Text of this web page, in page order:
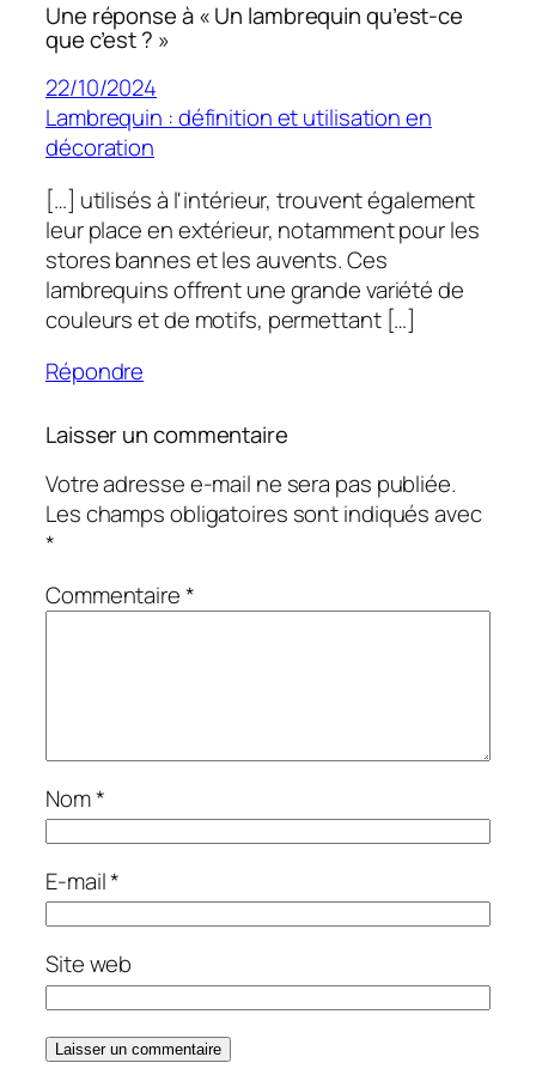
Une réponse à « Un lambrequin qu’est-ce
que c’est ? »
22/10/2024
Lambrequin : définition et utilisation en
décoration
[…] utilisés à l'intérieur, trouvent également
leur place en extérieur, notamment pour les
stores bannes et les auvents. Ces
lambrequins offrent une grande variété de
couleurs et de motifs, permettant […]
Répondre
Laisser un commentaire
Votre adresse e-mail ne sera pas publiée.
Les champs obligatoires sont indiqués avec
*
Commentaire*
Nom*
E-mail*
Site web